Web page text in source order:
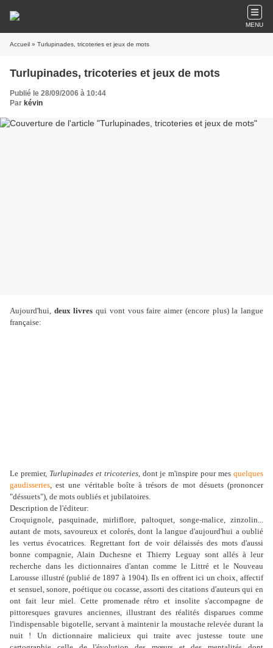
MENU
Accueil » Turlupinades, tricoteries et jeux de mots
Turlupinades, tricoteries et jeux de mots
Publié le 28/09/2006 à 10:44
Par kévin
Aujourd'hui, deux livres qui vont vous faire aimer (encore plus) la langue
française:
Le premier, Turlupinades et tricoteries, dont je m'inspire pour mesquelques
gaudisseries, est une véritable boîte à trésors de mot désuets (prononcer
"déssuets"), de mots oubliés et jubilatoires.
Description de l'éditeur:
Croquignole, pasquinade, mirliflore, paltoquet, songe-malice, zinzolin...
autant de mots, savoureux et colorés, dont la langue d'aujourd'hui a oublié
les vertus évocatrices. Regrettant fort de voir délaissés des mots d'aussi
bonne compagnie, Alain Duchesne et Thierry Leguay sont allés à leur
recherche dans les dictionnaires d'antan comme le Littré et le Nouveau
Larousse illustré (publié de 1897 à 1904). Ils en offrent ici un choix, affectif
et sensuel, sonore, poétique ou cocasse, assorti des citations d'auteurs qui en
ont fait leur miel. Cette promenade rétro et insolite s'accompagne de
pittoresques gravures anciennes, illustrant des réalités disparues comme
l'indispensable bigotelle, servant à maintenir la moustache relevée durant la
nuit ! Un dictionnaire malicieux qui traite avec justesse toute une